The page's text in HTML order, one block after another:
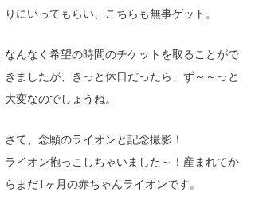
りにいってもらい、こちらも無事ゲット。
なんなく希望の時間のチケットを取ることがで
きましたが、きっと休日だったら、ず～～っと
大変なのでしょうね。
さて、念願のライオンと記念撮影！
ライオン抱っこしちゃいました～！産まれてか
らまだ1ヶ月の赤ちゃんライオンです。
大野”MAR”修聖
喜納海人
H
KID
KOBU
KY